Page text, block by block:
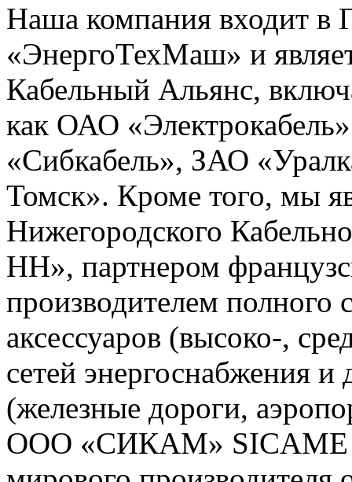
Наша компания входит в
«ЭнергоТехМаш» и
Кабельный Альянс,
как ОАО
«Сибкабель», ЗАО
Томск». Кроме того, мы
Нижегородского
НН», партнером
производителем полного
аксессуаров (высоко-,
сетей энергоснабжения
(железные дороги,
ООО «СИКАМ» SICAME